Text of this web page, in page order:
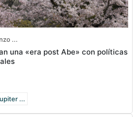
...
una «era post Abe» con políticas
...